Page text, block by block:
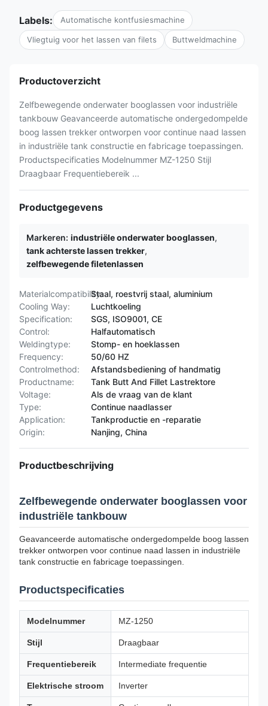
Labels: Automatische kontfusiesmachine
Vliegtuig voor het lassen van filets Buttweldmachine
Productoverzicht
Zelfbewegende onderwater booglassen voor industriële
tankbouw Geavanceerde automatische ondergedompelde
boog lassen trekker ontworpen voor continue naad lassen
in industriële tank constructie en fabricage toepassingen.
Productspecificaties Modelnummer MZ-1250 Stijl
Draagbaar Frequentiebereik ...
Productgegevens
Markeren: industriële onderwater booglassen,
tank achterste lassen trekker,
zelfbewegende filetenlassen
Materialcompatibility:Staal, roestvrij staal, aluminium
Cooling Way:
Luchtkoeling
Specification:
SGS, ISO9001, CE
Control:
Halfautomatisch
Weldingtype:
Stomp- en hoeklassen
Frequency:
50/60 HZ
Controlmethod:
Afstandsbediening of handmatig
Productname:
Tank Butt And Fillet Lastrektore
Voltage:
Als de vraag van de klant
Type:
Continue naadlasser
Application:
Tankproductie en -reparatie
Origin:
Nanjing, China
Productbeschrijving
Zelfbewegende onderwater booglassen voor
industriële tankbouw
Geavanceerde automatische ondergedompelde boog lassen
trekker ontworpen voor continue naad lassen in industriële
tank constructie en fabricage toepassingen.
Productspecificaties
Modelnummer MZ-1250
Stijl Draagbaar
Frequentiebereik Intermediate frequentie
Elektrische stroom Inverter